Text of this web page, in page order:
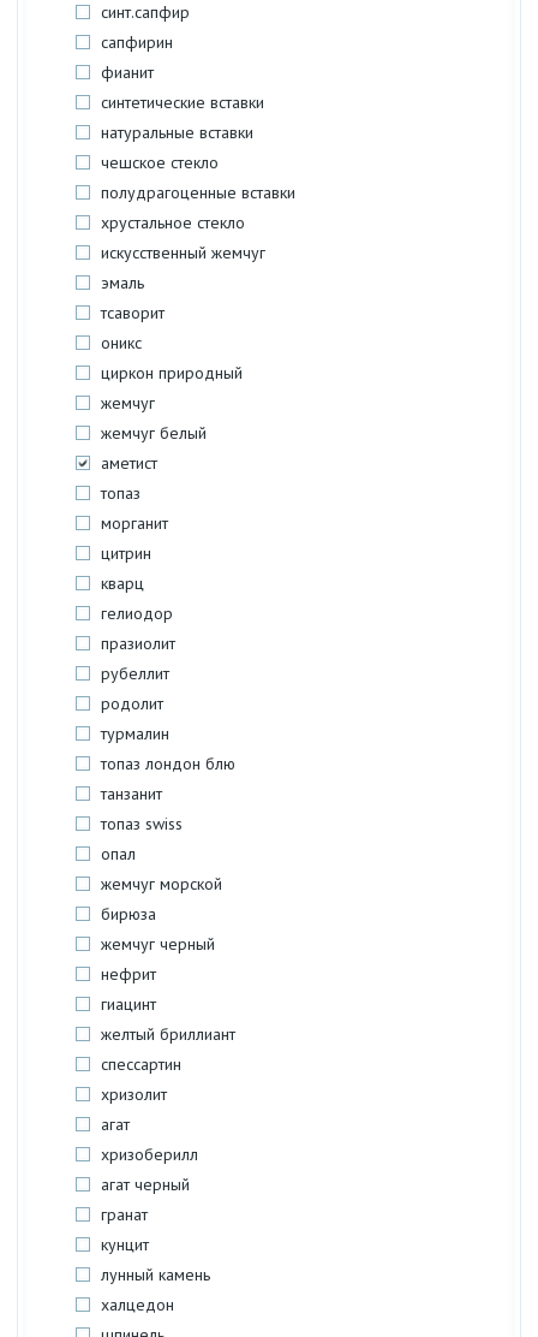
синт.сапфир
сапфирин
фианит
синтетические вставки
натуральные вставки
чешское стекло
полудрагоценные вставки
хрустальное стекло
искусственный жемчуг
эмаль
тсаворит
оникс
циркон природный
жемчуг
жемчуг белый
аметист
топаз
морганит
цитрин
кварц
гелиодор
празиолит
рубеллит
родолит
турмалин
топаз лондон блю
танзанит
топаз swiss
опал
жемчуг морской
бирюза
жемчуг черный
нефрит
гиацинт
желтый бриллиант
спессартин
хризолит
агат
хризоберилл
агат черный
гранат
кунцит
лунный камень
халцедон